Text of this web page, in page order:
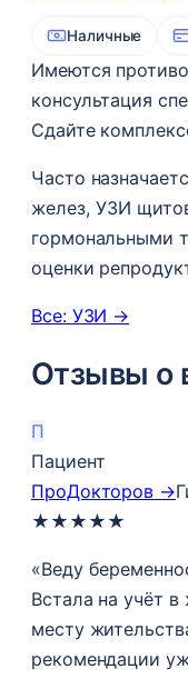
Наличные
Имеются
консультация
Сдайте
Часто
желез, УЗИ
гормональными
оценки
Все: УЗИ →
Отзывы о
П
Пациент
ПроДокторов →
★ ★ ★ ★ ★
«Веду
Встала на учёт
месту
рекомендации